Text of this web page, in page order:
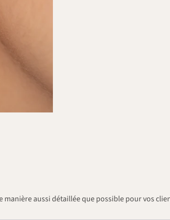
aussi détaillée que possible pour vos